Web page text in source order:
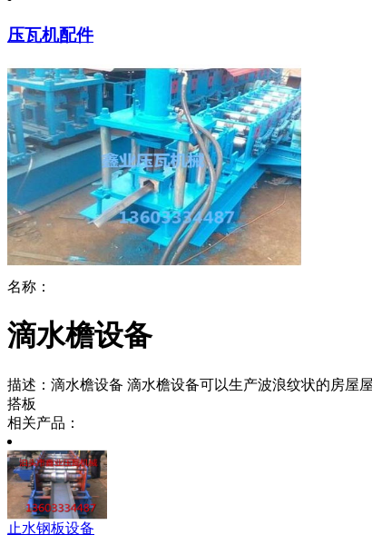
压瓦机配件
名称：
滴水檐设备
描述： 滴水檐设备 滴水檐设备可以生产波浪纹状的房屋
搭板
相关产品：
止水钢板设备